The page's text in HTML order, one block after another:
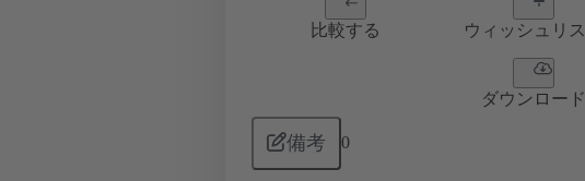
比較する ウィッシュリ
ダウンロード
備考 0